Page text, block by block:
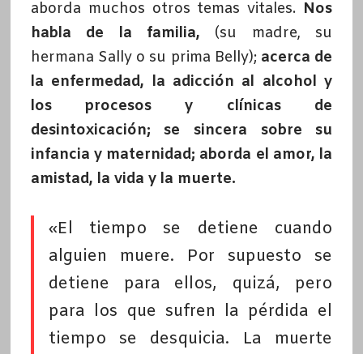
aborda muchos otros temas vitales. Nos
habla de la familia, (su madre, su
hermana Sally o su prima Belly); acerca de
la enfermedad, la adicción al alcohol y
los procesos y clínicas de
desintoxicación; se sincera sobre su
infancia y maternidad; aborda el amor, la
amistad, la vida y la muerte.
«El tiempo se detiene cuando
alguien muere. Por supuesto se
detiene para ellos, quizá, pero
para los que sufren la pérdida el
tiempo se desquicia. La muerte